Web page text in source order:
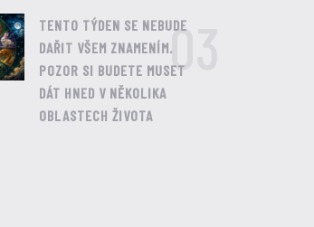
TENTO TÝDEN SE NEBUDE
DAŘIT VŠEM ZNAMENÍM.
POZOR SI BUDETE MUSET
DÁT HNED V NĚKOLIKA
OBLASTECH ŽIVOTA
03